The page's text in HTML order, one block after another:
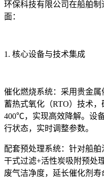
环保科技有限公司在船舶
面：
1. 核心设备与技术集成
催化燃烧系统：采用贵金
蓄热式氧化（RTO）技术
400℃，实现高效降解。设
行状态，实时调整参数。
配套预处理系统：针对船
干式过滤+活性炭吸附预处
废气洁净度，延长催化剂寿